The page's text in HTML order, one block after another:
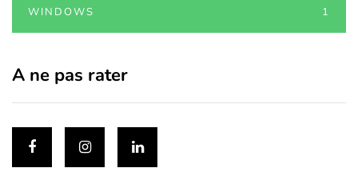
WINDOWS 1
A ne pas rater